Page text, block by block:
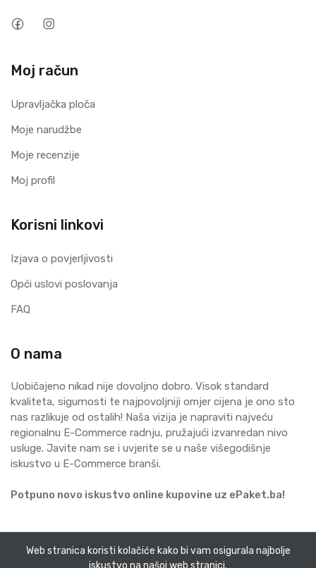
Moj račun
Upravljačka ploča
Moje narudžbe
Moje recenzije
Moj profil
Korisni linkovi
Izjava o povjerljivosti
Opći uslovi poslovanja
FAQ
O nama
Uobičajeno nikad nije dovoljno dobro. Visok standard
kvaliteta, sigurnosti te najpovoljniji omjer cijena je ono sto
nas razlikuje od ostalih! Naša vizija je napraviti najveću
regionalnu E-Commerce radnju, pružajući izvanredan nivo
usluge. Javite nam se i uvjerite se u naše višegodišnje
iskustvo u E-Commerce branši.
Potpuno novo iskustvo online kupovine uz ePaket.ba!
Sva prava zadržana. ePaket
Web stranica koristi kolačiće kako bi vam osigurala najbolje
iskustvo na našoj web stranici.